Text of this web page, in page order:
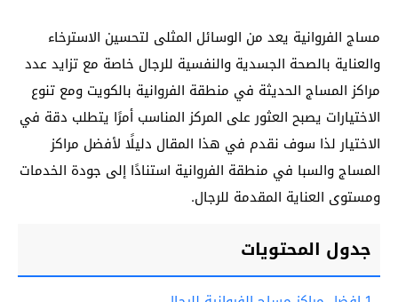
مساج الفروانية يعد من الوسائل المثلى لتحسين الاسترخاء
والعناية بالصحة الجسدية والنفسية للرجال خاصة مع تزايد عدد
مراكز المساج الحديثة في منطقة الفروانية بالكويت ومع تنوع
الاختيارات يصبح العثور على المركز المناسب أمرًا يتطلب دقة في
الاختيار لذا سوف نقدم في هذا المقال دليلًا لأفضل مراكز
المساج والسبا في منطقة الفروانية استنادًا إلى جودة الخدمات
ومستوى العناية المقدمة للرجال.
جدول المحتويات